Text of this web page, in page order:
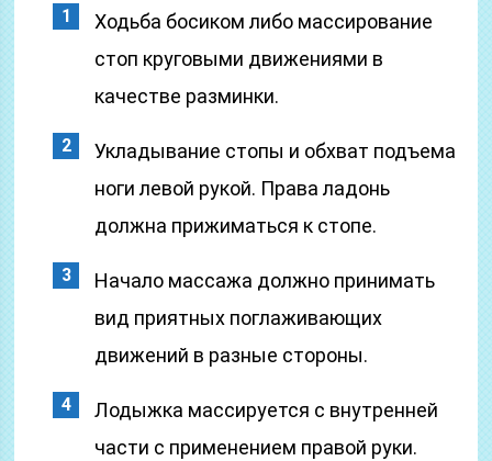
Ходьба босиком либо массирование
стоп круговыми движениями в
качестве разминки.
Укладывание стопы и обхват подъема
ноги левой рукой. Права ладонь
должна прижиматься к стопе.
Начало массажа должно принимать
вид приятных поглаживающих
движений в разные стороны.
Лодыжка массируется с внутренней
части с применением правой руки.